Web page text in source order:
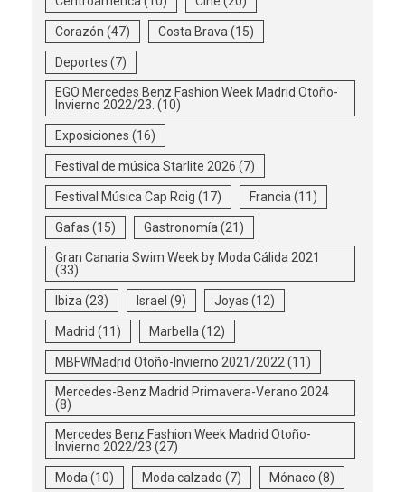
Corazón (47) Costa Brava (15)
Deportes (7)
EGO Mercedes Benz Fashion Week Madrid Otoño-
Invierno 2022/23. (10)
Exposiciones (16)
Festival de música Starlite 2026 (7)
Festival Música Cap Roig (17) Francia (11)
Gafas (15) Gastronomía (21)
Gran Canaria Swim Week by Moda Cálida 2021
(33)
Ibiza (23) Israel (9) Joyas (12)
Madrid (11) Marbella (12)
MBFWMadrid Otoño-Invierno 2021/2022 (11)
Mercedes-Benz Madrid Primavera-Verano 2024
(8)
Mercedes Benz Fashion Week Madrid Otoño-
Invierno 2022/23 (27)
Moda (10) Moda calzado (7) Mónaco (8)